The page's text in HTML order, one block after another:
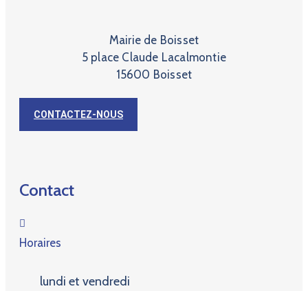
Mairie de Boisset
5 place Claude Lacalmontie
15600 Boisset
CONTACTEZ-NOUS
Contact
Horaires
lundi et vendredi